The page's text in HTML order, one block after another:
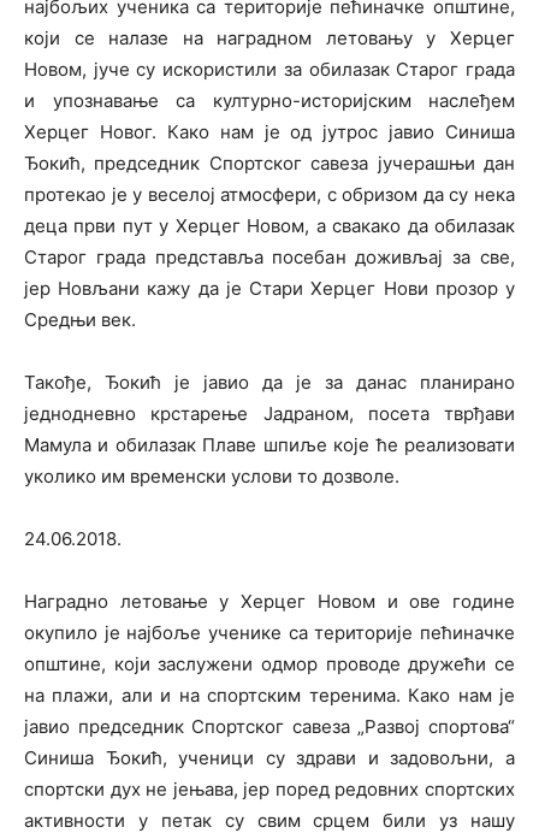
најбољих ученика са територије пећиначке општине,
који се налазе на наградном летовању у Херцег
Новом, јуче су искористили за обилазак Старог града
и упознавање са културно-историјским наслеђем
Херцег Новог. Како нам је од јутрос јавио Синиша
Ђокић, председник Спортског савеза јучерашњи дан
протекао је у веселој атмосфери, с обризом да су нека
деца први пут у Херцег Новом, а свакако да обилазак
Старог града представља посебан доживљај за све,
јер Новљани кажу да је Стари Херцег Нови прозор у
Средњи век.
Такође, Ђокић је јавио да је за данас планирано
једнодневно крстарење Јадраном, посета тврђави
Мамула и обилазак Плаве шпиље које ће реализовати
уколико им временски услови то дозволе.
24.06.2018.
Наградно летовање у Херцег Новом и ове године
окупило је најбоље ученике са територије пећиначке
општине, који заслужени одмор проводе дружећи се
на плажи, али и на спортским теренима. Како нам је
јавио председник Спортског савеза „Развој спортова“
Синиша Ђокић, ученици су здрави и задовољни, а
спортски дух не јењава, јер поред редовних спортских
активности у петак су свим срцем били уз нашу